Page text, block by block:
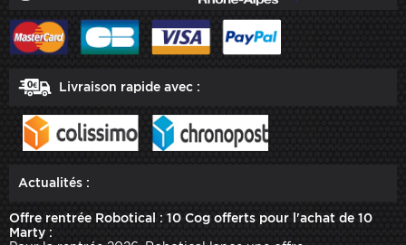
Livraison rapide avec :
Actualités :
Offre rentrée Robotical : 10 Cog offerts pour l'achat de 10
Marty :